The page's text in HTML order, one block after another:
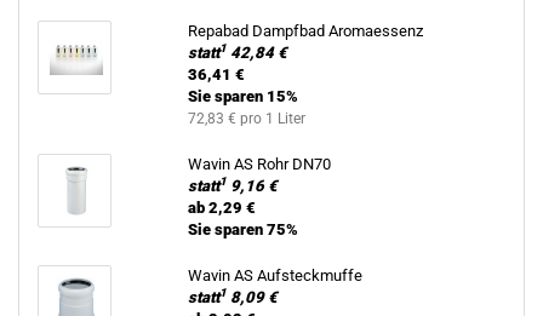
Re­pa­bad Dampf­bad Aro­ma­es­senz
statt142,84 €
36,41 €
Sie sparen 15%
72,83 € pro 1 Liter
Wavin AS Rohr DN70
statt19,16 €
ab 2,29 €
Sie sparen 75%
Wavin AS Auf­steck­muf­fe
statt18,09 €